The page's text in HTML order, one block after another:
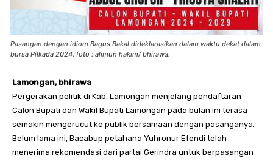
Pasangan dengan idiom Bagus Bakal dideklarasikan dalam waktu dekat dalam
bursa Pilkada 2024. foto : alimun hakim/ bhirawa.
Lamongan, bhirawa
Pergerakan politik di Kab. Lamongan menjelang pendaftaran
Calon Bupati dan Wakil Bupati Lamongan pada bulan ini terasa
semakin mengerucut ke publik bersamaan dengan pasanganya.
Belum lama ini, Bacabup petahana Yuhronur Efendi telah
menerima rekomendasi dari partai Gerindra untuk berpasangan